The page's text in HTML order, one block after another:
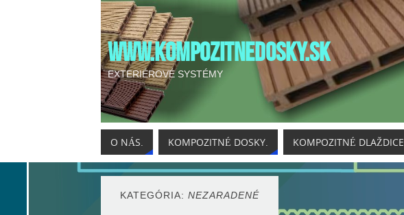
WWW.KOMPOZITNEDOSKY.SK
EXTERIÉROVÉ SYSTÉMY
O NÁS. KOMPOZITNÉ DOSKY. KOMPOZITNÉ DLAŽDICE
KATEGÓRIA: NEZARADENÉ